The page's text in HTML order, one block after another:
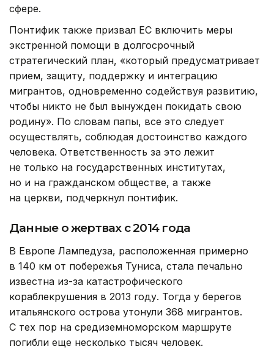
сфере.
Понтифик также призвал ЕС включить меры
экстренной помощи в долгосрочный
стратегический план, «который предусматривает
прием, защиту, поддержку и интеграцию
мигрантов, одновременно содействуя развитию,
чтобы никто не был вынужден покидать свою
родину». По словам папы, все это следует
осуществлять, соблюдая достоинство каждого
человека. Ответственность за это лежит
не только на государственных институтах,
но и на гражданском обществе, а также
на церкви, подчеркнул понтифик.
Данные о жертвах с 2014 года
В Европе Лампедуза, расположенная примерно
в 140 км от побережья Туниса, стала печально
известна из-за катастрофического
кораблекрушения в 2013 году. Тогда у берегов
итальянского острова утонули 368 мигрантов.
С тех пор на средиземноморском маршруте
погибли еще несколько тысяч человек.